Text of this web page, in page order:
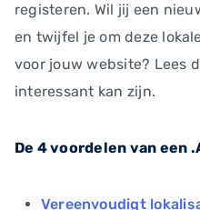
registeren. Wil jij een
en twijfel je om deze
voor jouw website? Lees
interessant kan zijn.
De 4 voordelen van een
Vereenvoudigt